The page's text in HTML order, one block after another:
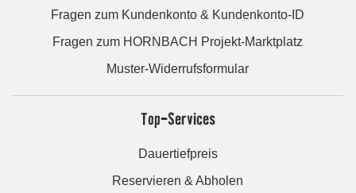
Fragen zum Kundenkonto & Kundenkonto-ID
Fragen zum HORNBACH Projekt-Marktplatz
Muster-Widerrufsformular
Top-Services
Dauertiefpreis
Reservieren & Abholen